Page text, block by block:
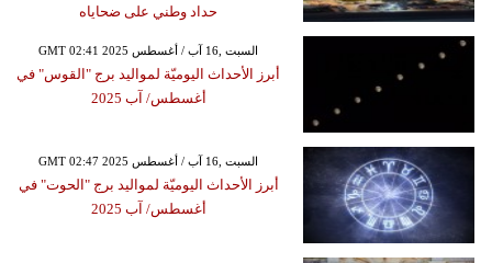
حداد وطني على ضحاياه
GMT 02:41 2025 السبت ,16 آب / أغسطس
أبرز الأحداث اليوميّة لمواليد برج "القوس" في
أغسطس/ آب 2025
GMT 02:47 2025 السبت ,16 آب / أغسطس
أبرز الأحداث اليوميّة لمواليد برج "الحوت" في
أغسطس/ آب 2025